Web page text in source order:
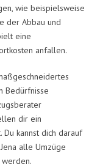
wie beispielsweise
der Abbau und
eine
anfallen.
Bedürfnisse
dir ein
kannst dich darauf
alle Umzüge